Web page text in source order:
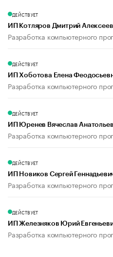
ДЕЙСТВУЕТ
ИП Котляров Дмитрий
Разработка компьютерного
ДЕЙСТВУЕТ
ИП Хоботова Елена
Разработка компьютерного
ДЕЙСТВУЕТ
ИП Юренев Вячеслав
Разработка компьютерного
ДЕЙСТВУЕТ
ИП Новиков Сергей
Разработка компьютерного
ДЕЙСТВУЕТ
ИП Железняков Юрий
Разработка компьютерного